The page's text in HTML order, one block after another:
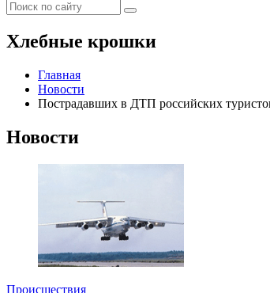
Хлебные крошки
Главная
Новости
Пострадавших в ДТП российских
Новости
Происшествия